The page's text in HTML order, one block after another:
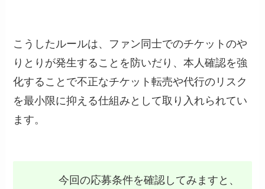
こうしたルールは、ファン同士でのチケットのや
りとりが発生することを防いだり、本人確認を強
化することで不正なチケット転売や代行のリスク
を最小限に抑える仕組みとして取り入れられてい
ます。
今回の応募条件を確認してみますと、